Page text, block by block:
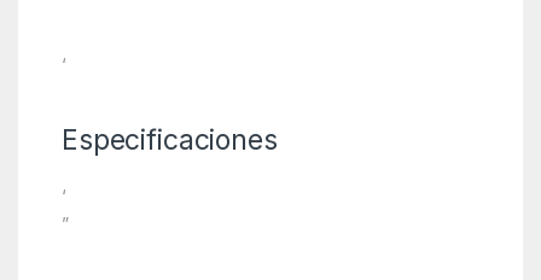
‘
Especificaciones
‘
”